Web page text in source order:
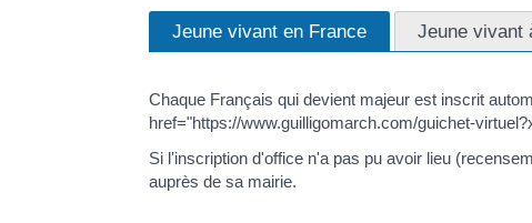
Jeune vivant en France Jeune vivant
Chaque Français qui devient majeur est inscrit
href="https://www.guilligomarch.com/guichet-
Si l'inscription d'office n'a pas pu avoir lieu
auprès de sa mairie.